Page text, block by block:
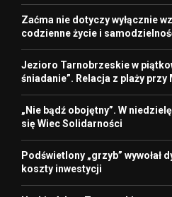
Zaćma nie dotyczy wyłącznie
codzienne życie i
Jezioro Tarnobrzeskie w
śniadanie”. Relacja z plaży przy
„Nie bądź obojętny”. W
się Wiec Solidarności
Podświetlony „grzyb” wywołał
koszty inwestycji